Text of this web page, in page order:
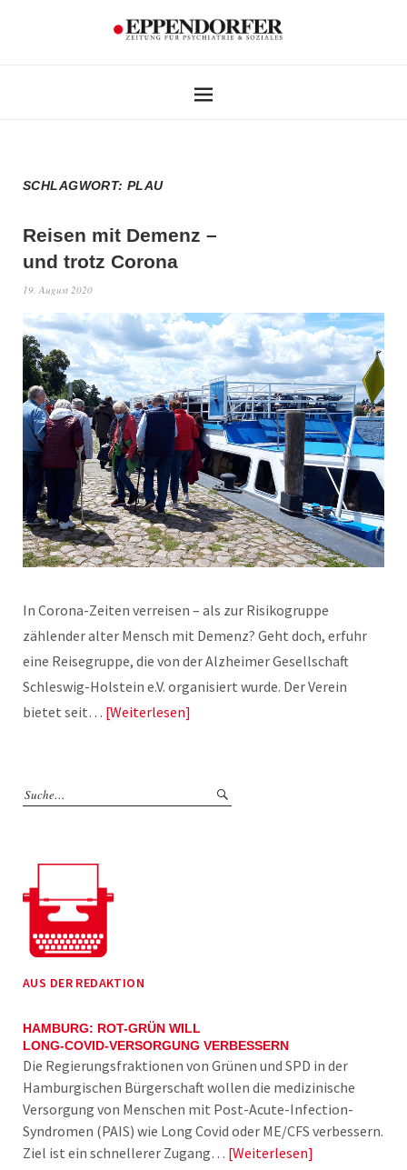
SCHLAGWORT:PLAU
Reisen mit Demenz –
und trotz Corona
19. August 2020
In Corona-Zeiten verreisen – als zur Risikogruppe
zählender alter Mensch mit Demenz? Geht doch, erfuhr
eine Reisegruppe, die von der Alzheimer Gesellschaft
Schleswig-Holstein e.V. organisiert wurde. Der Verein
bietet seit… Weiterlesen
AUS DER REDAKTION
HAMBURG: ROT-GRÜN WILL
LONG-COVID-VERSORGUNG VERBESSERN
Die Regierungsfraktionen von Grünen und SPD in der
Hamburgischen Bürgerschaft wollen die medizinische
Versorgung von Menschen mit Post-Acute-Infection-
Syndromen (PAIS) wie Long Covid oder ME/CFS verbessern.
Ziel ist ein schnellerer Zugang… Weiterlesen